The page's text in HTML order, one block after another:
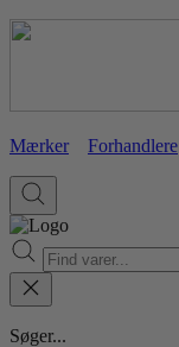
Mærker Forhandlere
Søger...